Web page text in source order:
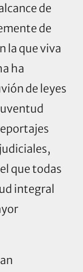
de
de
la que viva
ha
de leyes
que todas
integral